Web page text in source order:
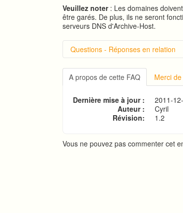
Veuillez noter: Les domaines
être garés. De plus, ils ne seront
serveurs DNS d'Archive-Host.
Questions - Réponses en relation
Introduction sur cPanel
Connexion à cPanel
Changer le mot de passe
Créer une base de données
A propos de cette FAQ Merci
Dernière mise à jour :
2011-
Auteur :
Cyril
Révision:
1.2
Vous ne pouvez pas commenter cet